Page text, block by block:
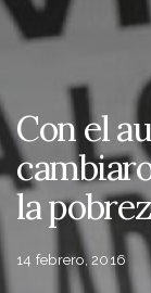
Con el
la
14 febrero, 2016